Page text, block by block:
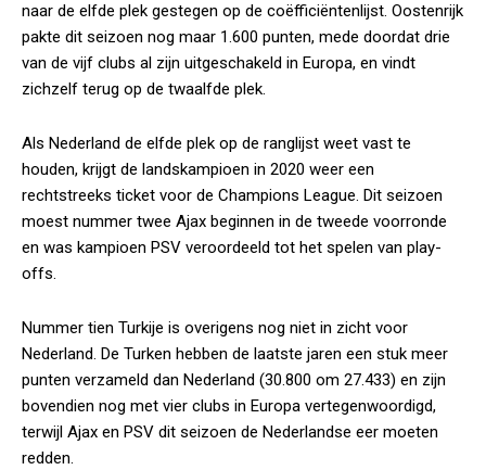
naar de elfde plek gestegen op de coëfficiëntenlijst. Oostenrijk
pakte dit seizoen nog maar 1.600 punten, mede doordat drie
van de vijf clubs al zijn uitgeschakeld in Europa, en vindt
zichzelf terug op de twaalfde plek.
Als Nederland de elfde plek op de ranglijst weet vast te
houden, krijgt de landskampioen in 2020 weer een
rechtstreeks ticket voor de Champions League. Dit seizoen
moest nummer twee Ajax beginnen in de tweede voorronde
en was kampioen PSV veroordeeld tot het spelen van play-
offs.
Nummer tien Turkije is overigens nog niet in zicht voor
Nederland. De Turken hebben de laatste jaren een stuk meer
punten verzameld dan Nederland (30.800 om 27.433) en zijn
bovendien nog met vier clubs in Europa vertegenwoordigd,
terwijl Ajax en PSV dit seizoen de Nederlandse eer moeten
redden.